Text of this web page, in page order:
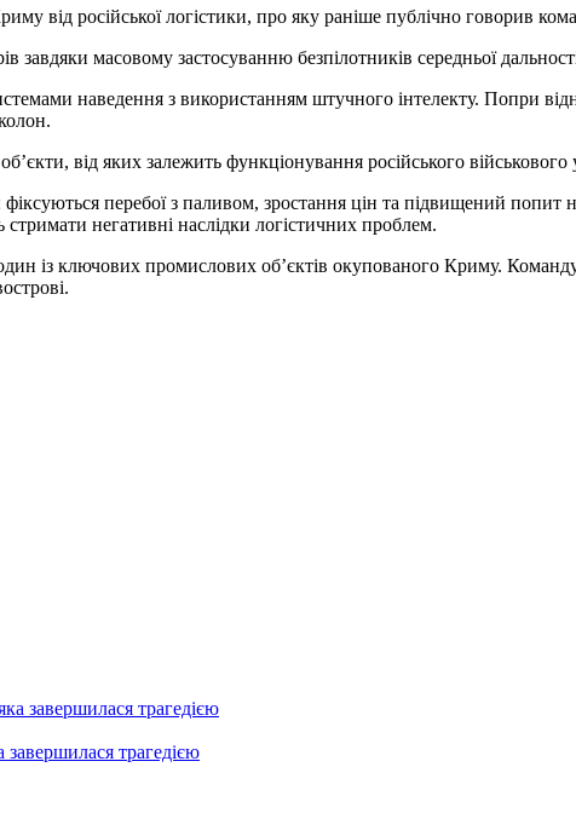
Криму від російської логістики, про яку раніше публічно говорив
завдяки масовому застосуванню безпілотників середньої
наведення з використанням штучного інтелекту. Попри
від яких залежить функціонування російського
перебої з паливом, зростання цін та підвищений попит
негативні наслідки логістичних проблем.
із ключових промислових об’єктів окупованого Криму.
трагедією